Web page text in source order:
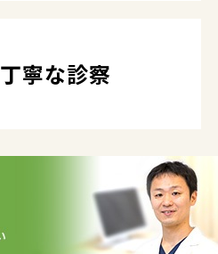
丁寧な診察